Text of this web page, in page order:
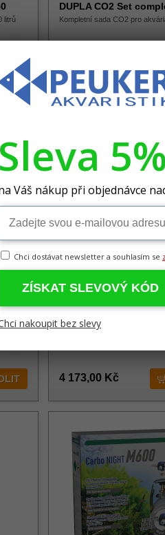
litrů
DUPLA CO2 Set
Kompletní sada CO2 pro
Skladem 2 ks
6 799,00 Kč
-48%
Dennerle Carbo
sada pro hnojení CO2 s
Dennerle je přední německý
4 173,00 Kč
Sleva 5%
Váš nákup při objednávce
Chci dostávat newsletter a souhlasím se
ZÍSKAT SLEVOVÝ KÓD
nakoupit bez slevy